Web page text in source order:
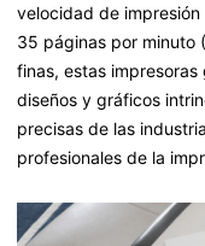
velocidad de
35 páginas por minuto
finas, estas
diseños y gráficos
precisas de las
profesionales de la